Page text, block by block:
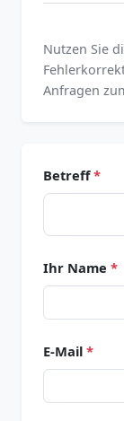
Nutzen Sie
Anfragen
Betreff*
Ihr Name *
E-Mail *